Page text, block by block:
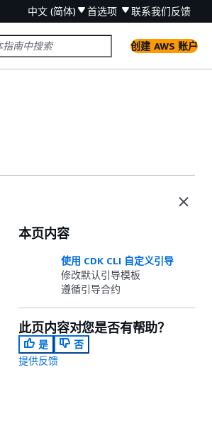
中文 (简体) 首选项 联系我们反馈
创建 AWS 账户
本页内容
使用 CDK CLI 自定义引导
修改默认引导模板
遵循引导合约
此页内容对您是否有帮助？
是
否
提供反馈